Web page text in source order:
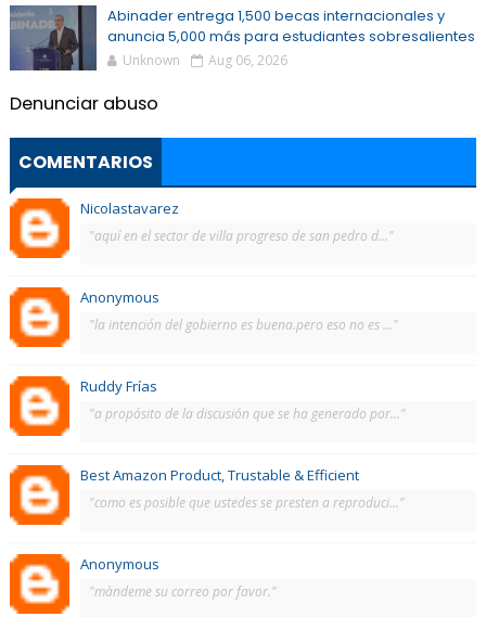
Abinader entrega 1,500 becas internacionales y
anuncia 5,000 más para estudiantes sobresalientes
Unknown Aug 06, 2026
Denunciar abuso
COMENTARIOS
Nicolastavarez
"aquí en el sector de villa progreso de san pedro d..."
Anonymous
"la intención del gobierno es buena.pero eso no es ..."
Ruddy Frías
"a propósito de la discusión que se ha generado por..."
Best Amazon Product, Trustable & Efficient
"como es posible que ustedes se presten a reproduci..."
Anonymous
"màndeme su correo por favor."